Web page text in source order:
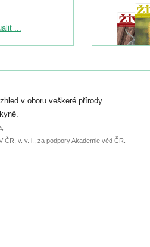
konferenci
6. září.
nebo
...
v oboru veškeré přírody.
ČR, v. v. i., za podpory Akademie věd ČR.